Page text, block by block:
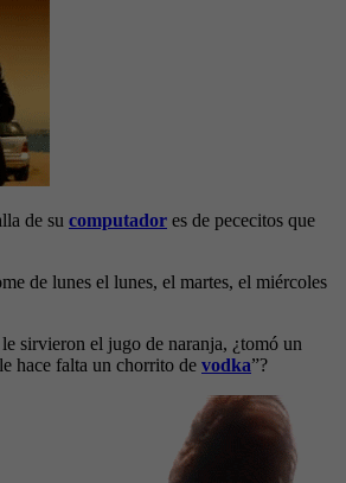
de su computador es de pececitos que
de lunes el lunes, el martes, el miércoles
sirvieron el jugo de naranja, ¿tomó un
hace falta un chorrito de vodka”?